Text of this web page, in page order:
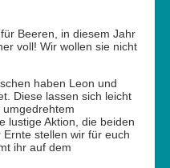
Beeren, in diesem Jahr
voll! Wir wollen sie nicht
haben Leon und
Diese lassen sich leicht
lustige Aktion, die beiden
stellen wir für euch
ihr auf dem